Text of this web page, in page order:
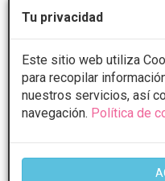
Tu privacidad
Este sitio web utiliza
para recopilar
nuestros servicios, así
navegación. Política de
Más información